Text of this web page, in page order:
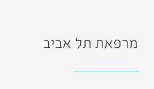
מרפאת תל אביב